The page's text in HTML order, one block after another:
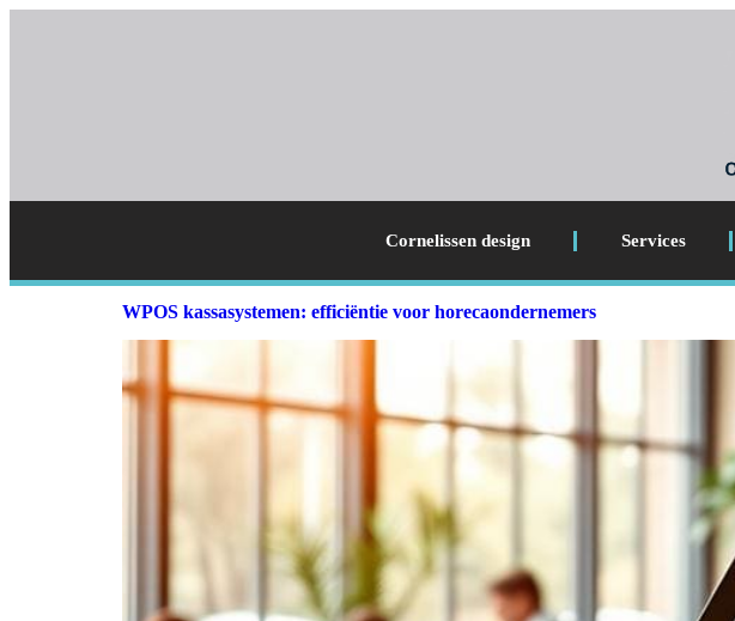
Cornelissen design Services
WPOS kassasystemen: efficiëntie voor horecaondernemers